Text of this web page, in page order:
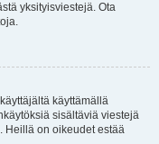
yksityisviestejä. Ota
käyttämällä
sisältäviä viestejä
Heillä on oikeudet estää